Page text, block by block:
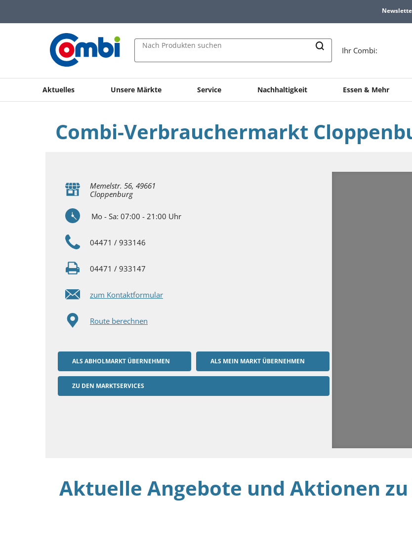
Zur Navigation springen
Zur Suche springen
Nach Produkten suchen
Ihr Combi:
Aktuelles Unsere Märkte Service Nachhaltigkeit Essen & Mehr
Combi-Verbrauchermarkt
Memelstr. 56, 49661
Cloppenburg
Mo - Sa: 07:00 - 21:00 Uhr
04471 / 933146
04471 / 933147
zum Kontaktformular
Route berechnen
ALS ABHOLMARKT ÜBERNEHMEN ALS MEIN MARKT ÜBERNEHMEN
ZU DEN MARKTSERVICES
Aktuelle Angebote und Aktionen